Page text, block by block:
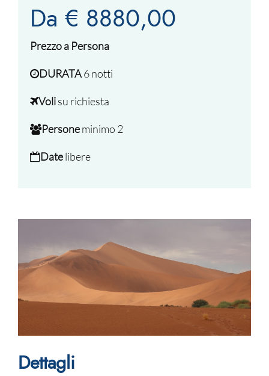
Da € 8880,00
Prezzo a Persona
DURATA6 notti
Volisu richiesta
Personeminimo 2
Datelibere
Dettagli